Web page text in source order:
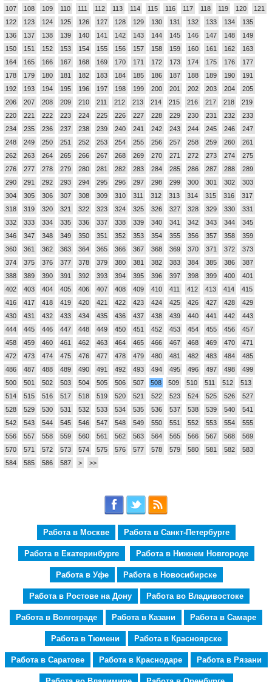
107
108 109 110 111 112 113 114 115 116 117 118 119 120
121
122
123 124 125 126 127 128 129 130 131 132 133 134
135
136
137 138 139 140 141 142 143 144 145 146 147 148
149
150
151 152 153 154 155 156 157 158 159 160 161 162
163
164
165 166 167 168 169 170 171 172 173 174 175 176
177
178
179 180 181 182 183 184 185 186 187 188 189 190
191
192
193 194 195 196 197 198 199 200 201 202 203 204
205
206
207 208 209 210 211 212 213 214 215 216 217 218
219
220
221 222 223 224 225 226 227 228 229 230 231 232
233
234
235 236 237 238 239 240 241 242 243 244 245 246
247
248
249 250 251 252 253 254 255 256 257 258 259 260
261
262
263 264 265 266 267 268 269 270 271 272 273 274
275
276
277 278 279 280 281 282 283 284 285 286 287 288
289
290
291 292 293 294 295 296 297 298 299 300 301 302
303
304
305 306 307 308 309 310 311 312 313 314 315 316
317
318
319 320 321 322 323 324 325 326 327 328 329 330
331
332
333 334 335 336 337 338 339 340 341 342 343 344
345
346
347 348 349 350 351 352 353 354 355 356 357 358
359
360
361 362 363 364 365 366 367 368 369 370 371 372
373
374
375 376 377 378 379 380 381 382 383 384 385 386
387
388
389 390 391 392 393 394 395 396 397 398 399 400
401
402
403 404 405 406 407 408 409 410 411 412 413 414
415
416
417 418 419 420 421 422 423 424 425 426 427 428
429
430
431 432 433 434 435 436 437 438 439 440 441 442
443
444
445 446 447 448 449 450 451 452 453 454 455 456
457
458
459 460 461 462 463 464 465 466 467 468 469 470
471
472
473 474 475 476 477 478 479 480 481 482 483 484
485
486
487 488 489 490 491 492 493 494 495 496 497 498
499
500
501 502 503 504 505 506 507 508 509 510 511 512
513
514
515 516 517 518 519 520 521 522 523 524 525 526
527
528
529 530 531 532 533 534 535 536 537 538 539 540
541
542
543 544 545 546 547 548 549 550 551 552 553 554
555
556
557 558 559 560 561 562 563 564 565 566 567 568
569
570
571 572 573 574 575 576 577 578 579 580 581 582
583
584
585 586 587 > >>
Работа в Москве Работа в Санкт-Петербурге
Работа в Екатеринбурге Работа в Нижнем Новгороде
Работа в Уфе Работа в Новосибирске
Работа в Ростове на Дону Работа во Владивостоке
Работа в Волгограде Работа в Казани Работа в Самаре
Работа в Тюмени Работа в Красноярске
Работа в Саратове Работа в Краснодаре Работа в Рязани